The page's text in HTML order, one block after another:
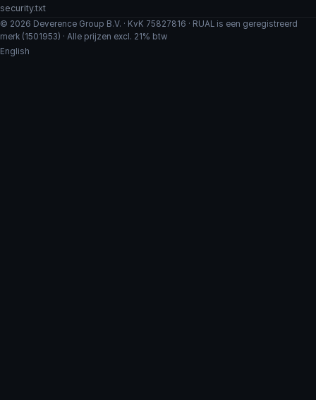
security.txt
© 2026 Deverence Group B.V. · KvK 75827816 · RUAL is een geregistreerd
merk (1501953) · Alle prijzen excl. 21% btw
English